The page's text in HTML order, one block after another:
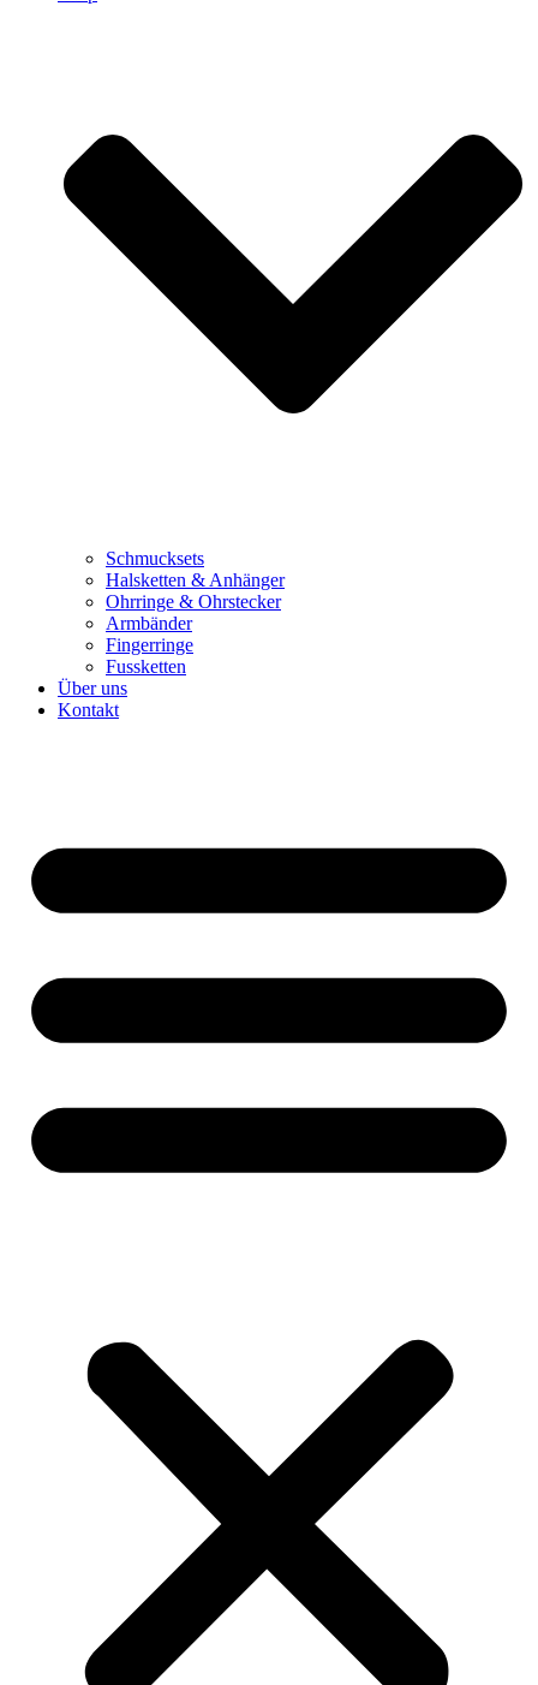
Schmucksets
Halsketten & Anhänger
Ohrringe & Ohrstecker
Armbänder
Fingerringe
Fussketten
Über uns
Kontakt